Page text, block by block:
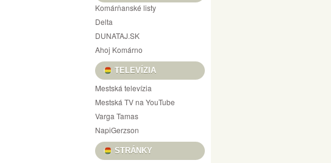
Komárňanské listy
Delta
DUNATAJ.SK
Ahoj Komárno
TELEVÍZIA
Mestská televízia
Mestská TV na YouTube
Varga Tamas
NapiGerzson
STRÁNKY